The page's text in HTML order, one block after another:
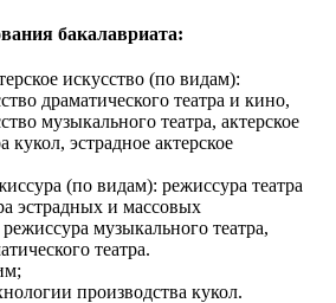
бакалавриата:
искусство (по видам):
драматического театра и кино,
музыкального театра, актерское
кукол, эстрадное актерское
(по видам): режиссура театра
эстрадных и массовых
музыкального театра,
театра.
производства кукол.